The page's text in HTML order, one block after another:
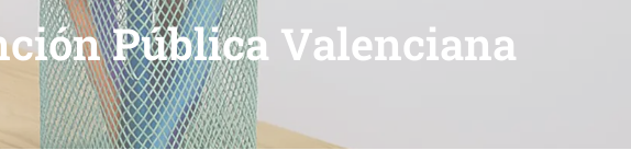
Pública Valenciana